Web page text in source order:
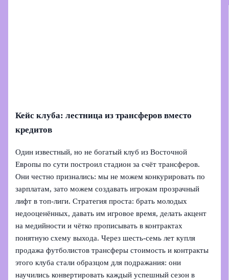
Кейс клуба: лестница из трансферов вместо
кредитов
Один известный, но не богатый клуб из Восточной
Европы по сути построил стадион за счёт трансферов.
Они честно признались: мы не можем конкурировать по
зарплатам, зато можем создавать игрокам прозрачный
лифт в топ-лиги. Стратегия проста: брать молодых
недооценённых, давать им игровое время, делать акцент
на медийности и чётко прописывать в контрактах
понятную схему выхода. Через шесть-семь лет купля
продажа футболистов трансферы стоимость и контракты
этого клуба стали образцом для подражания: они
научились конвертировать каждый успешный сезон в